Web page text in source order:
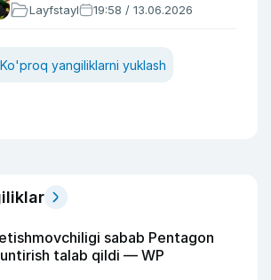
Layfstayl 19:58 / 13.06.2026
Ko'proq yangiliklarni yuklash
sabab Pentagon
talab qildi — WP